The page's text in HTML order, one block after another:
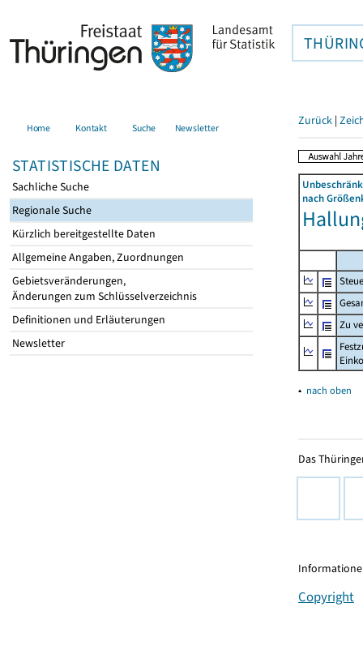
Home Kontakt Suche Newsletter
STATISTISCHE DATEN
Sachliche Suche
Regionale Suche
Kürzlich bereitgestellte Daten
Allgemeine Angaben, Zuordnungen
Gebietsveränderungen,
Änderungen zum Schlüsselverzeichnis
Definitionen und Erläuterungen
Newsletter
Zurück |
nach
Zu
▴ nach oben
Das
Copyright